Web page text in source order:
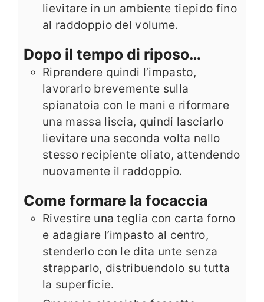
lievitare in un ambiente tiepido fino
al raddoppio del volume.
Dopo il tempo di riposo…
Riprendere quindi l’impasto,
lavorarlo brevemente sulla
spianatoia con le mani e riformare
una massa liscia, quindi lasciarlo
lievitare una seconda volta nello
stesso recipiente oliato, attendendo
nuovamente il raddoppio.
Come formare la focaccia
Rivestire una teglia con carta forno
e adagiare l’impasto al centro,
stenderlo con le dita unte senza
strapparlo, distribuendolo su tutta
la superficie.